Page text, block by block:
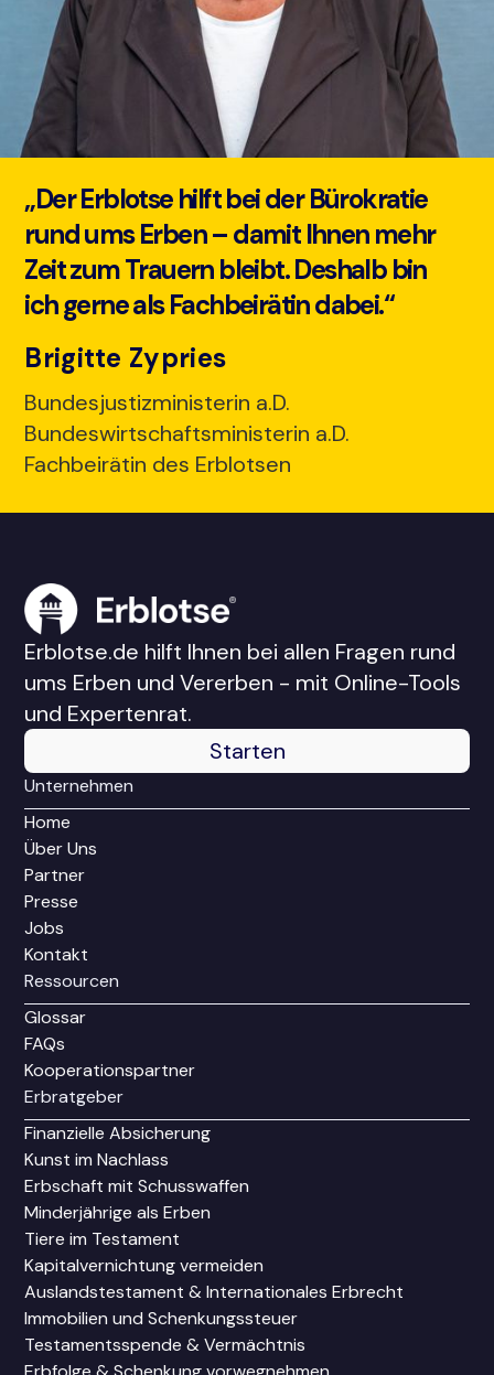
„Der Erblotse hilft bei der Bürokratie
rund ums Erben – damit Ihnen mehr
Zeit zum Trauern bleibt. Deshalb bin
ich gerne als Fachbeirätin dabei.“
Brigitte Zypries
Bundesjustizministerin a.D.
Bundeswirtschaftsministerin a.D.
Fachbeirätin des Erblotsen
Erblotse.de hilft Ihnen bei allen Fragen rund
ums Erben und Vererben - mit Online-Tools
und Expertenrat.
Starten
Unternehmen
Home
Über Uns
Partner
Presse
Jobs
Kontakt
Ressourcen
Glossar
FAQs
Kooperationspartner
Erbratgeber
Finanzielle Absicherung
Kunst im Nachlass
Erbschaft mit Schusswaffen
Minderjährige als Erben
Tiere im Testament
Kapitalvernichtung vermeiden
Auslandstestament & Internationales Erbrecht
Immobilien und Schenkungssteuer
Testamentsspende & Vermächtnis